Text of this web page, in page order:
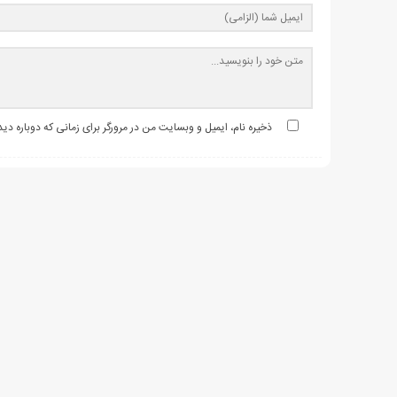
ذخیره نام، ایمیل و وبسایت من در مرورگر برای زمانی که